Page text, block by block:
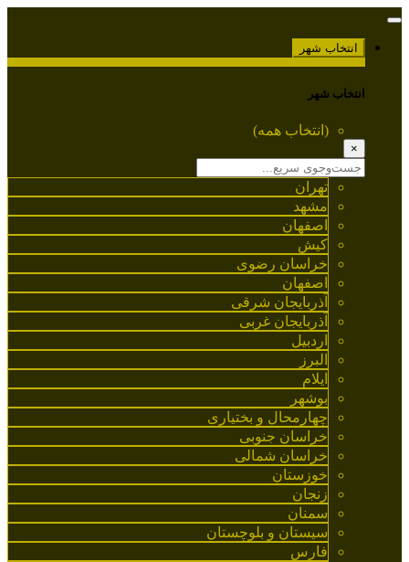
انتخاب شهر
انتخاب شهر
(انتخاب همه)
×
تهران
مشهد
اصفهان
کیش
خراسان رضوی
اصفهان
آذربایجان شرقی
آذربایجان غربی
اردبیل
البرز
ایلام
بوشهر
چهارمحال و بختیاری
خراسان جنوبی
خراسان شمالی
خوزستان
زنجان
سمنان
سیستان و بلوچستان
فارس